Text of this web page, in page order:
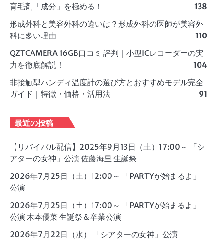
育毛剤「成分」を極める！
138
形成外科と美容外科の違いは？形成外科の医師が美容外
科に多い理由
110
QZTCAMERA 16GB口コミ 評判｜小型ICレコーダーの実
力を徹底解説！
104
非接触型ハンディ温度計の選び方とおすすめモデル完全
ガイド｜特徴・価格・活用法
91
最近の投稿
【リバイバル配信】2025年9月13日（土）17:00～ 「シ
アターの女神」公演 佐藤海里 生誕祭
2026年7月25日（土）12:00～ 「PARTYが始まるよ」
公演
2026年7月25日（土）17:00～ 「PARTYが始まるよ」
公演 木本優菜 生誕祭＆卒業公演
2026年7月22日（水） 「シアターの女神」公演